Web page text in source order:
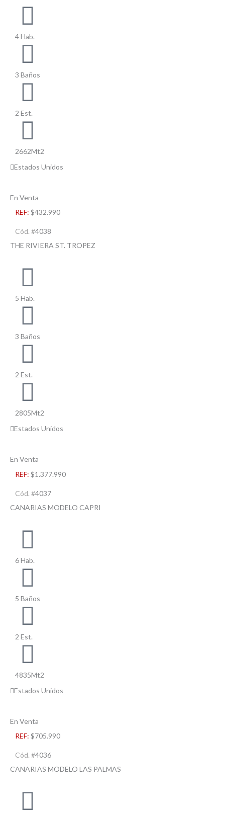
4 Hab.
3 Baños
2 Est.
2662Mt2
Estados Unidos
En Venta
REF: $432.990
Cód. #4038
THE RIVIERA ST. TROPEZ
5 Hab.
3 Baños
2 Est.
2805Mt2
Estados Unidos
En Venta
REF: $1.377.990
Cód. #4037
CANARIAS MODELO CAPRI
6 Hab.
5 Baños
2 Est.
4835Mt2
Estados Unidos
En Venta
REF: $705.990
Cód. #4036
CANARIAS MODELO LAS PALMAS